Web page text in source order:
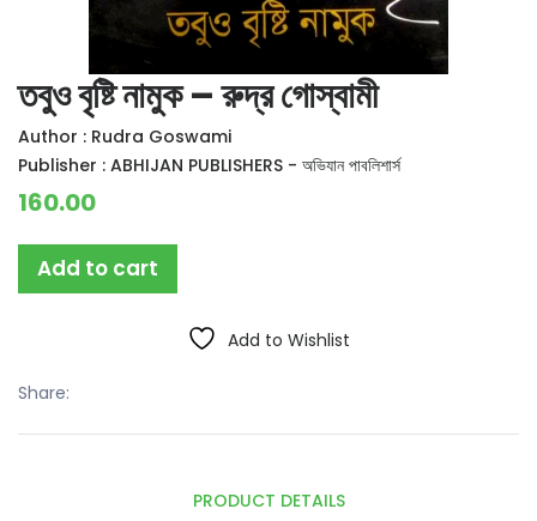
তবুও বৃষ্টি নামুক – রুদ্র গোস্বামী
Author : Rudra Goswami
Publisher : ABHIJAN PUBLISHERS - অভিযান পাবলিশার্স
160.00
Add to cart
Add to Wishlist
Share:
PRODUCT DETAILS